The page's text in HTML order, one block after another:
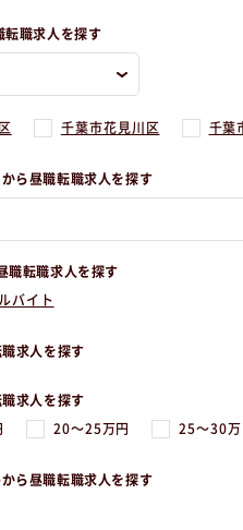
転職求人を探す
千葉市花見川区 千葉
から昼職転職求人を探す
職転職求人を探す
バイト
求人を探す
求人を探す
20〜25万円 25〜30
から昼職転職求人を探す